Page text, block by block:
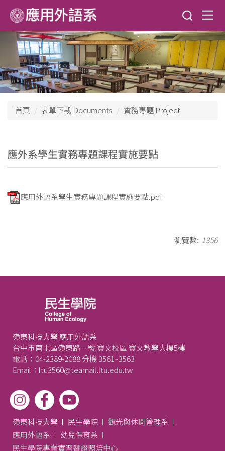
到
主
區
首頁 表單下載 Documents 實務專題 Project
應外系學生實務專題課程實施要點
應用外語系學生實務專題課程實施要點.pdf
瀏覽數: 1356
嶺東科技大學 應用外語系
台中市南屯區嶺東路一號 寶文校區 寶文教學大樓5樓
電話：04-2389-2088 分機 3561~3563
Email：ltu3560@teamail.ltu.edu.tw
嶺東科技大學 民生學院
觀光與休閒管理系
應用外語系
幼兒保育系
民生學院專業實習暨證照培中心